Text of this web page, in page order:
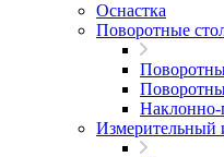
Оснастка
Поворотные
Наклонно-
Измерительный